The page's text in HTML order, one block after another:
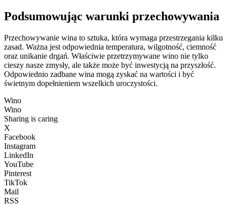
Podsumowując warunki przechowywania
Przechowywanie wina to sztuka, która wymaga przestrzegania kilku
zasad. Ważna jest odpowiednia temperatura, wilgotność, ciemność
oraz unikanie drgań. Właściwie przetrzymywane wino nie tylko
cieszy nasze zmysły, ale także może być inwestycją na przyszłość.
Odpowiednio zadbane wina mogą zyskać na wartości i być
świetnym dopełnieniem wszelkich uroczystości.
Wino
Wino
Sharing is caring
X
Facebook
Instagram
LinkedIn
YouTube
Pinterest
TikTok
Mail
RSS